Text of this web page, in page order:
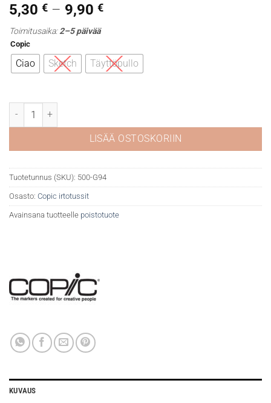
5,30 € – 9,90 €Hintaluokka:
9,90 €
Toimitusaika:2–5 päivää
Copic
Ciao Sketch Täyttöpullo
Copic G94 Grayish olive määrä
LISÄÄ OSTOSKORIIN
Tuotetunnus (SKU): 500-G94
Osasto: Copic irtotussit
Avainsana tuotteelle poistotuote
KUVAUS